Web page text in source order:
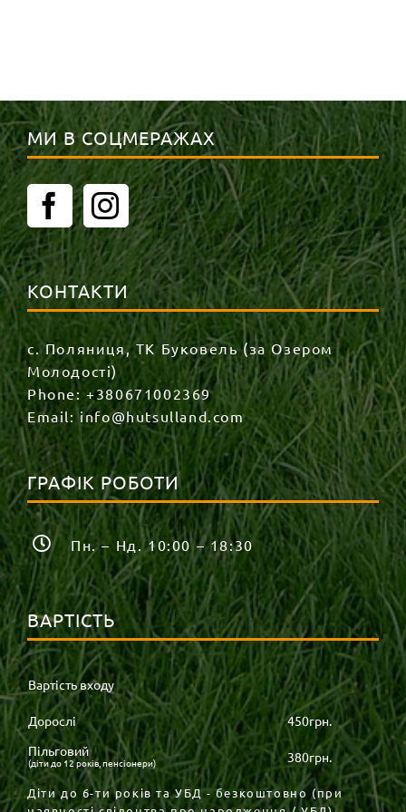
МИ В СОЦМЕРАЖАХ
КОНТАКТИ
с. Поляниця, ТК Буковель (за Озером
Молодості)
Phone:+380671002369
Email:info@hutsulland.com
ГРАФІК РОБОТИ
Пн. – Нд. 10:00 – 18:30
ВАРТІСТЬ
Вартість входу
Дорослі
450грн.
Пільговий
(діти до 12 років, пенсіонери) 380грн.
Діти до 6-ти років та УБД - безкоштовно (при